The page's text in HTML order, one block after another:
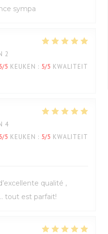
sympa
2
/5 KEUKEN : 5/5 KWALITEIT
4
/5 KEUKEN : 5/5 KWALITEIT
qualité ,
tout est parfait!